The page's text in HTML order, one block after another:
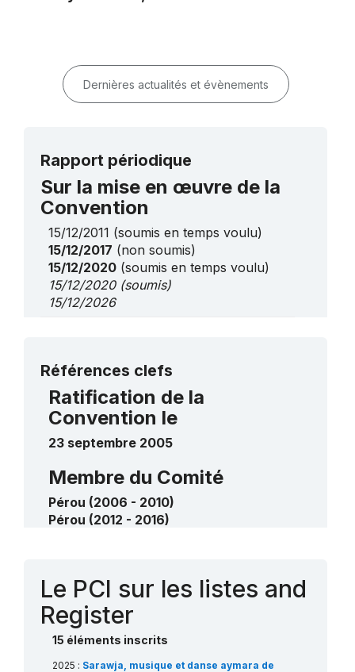
Dernières actualités et évènements
Rapport périodique
Sur la mise en œuvre de la
Convention
15/12/2011 (soumis en temps voulu)
15/12/2017 (non soumis)
15/12/2020 (soumis en temps voulu)
15/12/2020(soumis)
15/12/2026
Esuwa, prières chantées en Harakbut
des Wachiperi du Pérou
2011
____
Références clefs
Ratification de la
Convention le
23 septembre 2005
Membre du Comité
Pérou (2006 - 2010)
Pérou (2012 - 2016)
Le PCI sur les listes and
Register
15 éléments inscrits
2025 : Sarawja, musique et danse aymara de